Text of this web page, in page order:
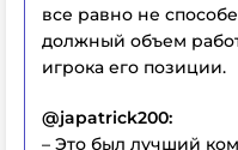
все равно не
должный объем
игрока его позиции.
@japatrick200:
– Это был лучший